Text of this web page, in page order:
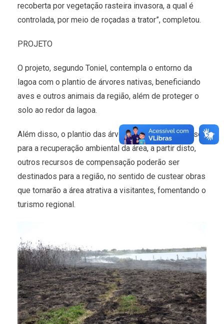
recoberta por vegetação rasteira invasora, a qual é
controlada, por meio de roçadas a trator”, completou.
PROJETO
O projeto, segundo Toniel, contempla o entorno da
lagoa com o plantio de árvores nativas, beneficiando
aves e outros animais da região, além de proteger o
solo ao redor da lagoa.
Além disso, o plantio das árvores é o primeiro passo
para a recuperação ambiental da área, a partir disto,
outros recursos de compensação poderão ser
destinados para a região, no sentido de custear obras
que tornarão a área atrativa a visitantes, fomentando o
turismo regional.